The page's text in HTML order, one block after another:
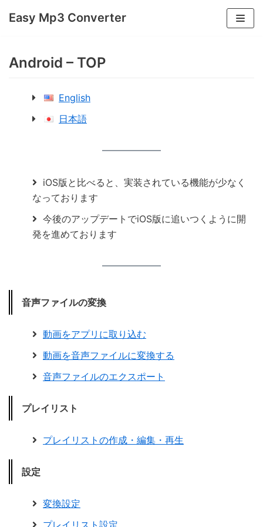
コ
ン
Easy Mp3 Converter
Android – TOP
English
日本語
iOS版と比べると、実装されている機能が少なく
なっております
今後のアップデートでiOS版に追いつくように開
発を進めております
音声ファイルの変換
動画をアプリに取り込む
動画を音声ファイルに変換する
音声ファイルのエクスポート
プレイリスト
プレイリストの作成・編集・再生
設定
変換設定
プレイリスト設定